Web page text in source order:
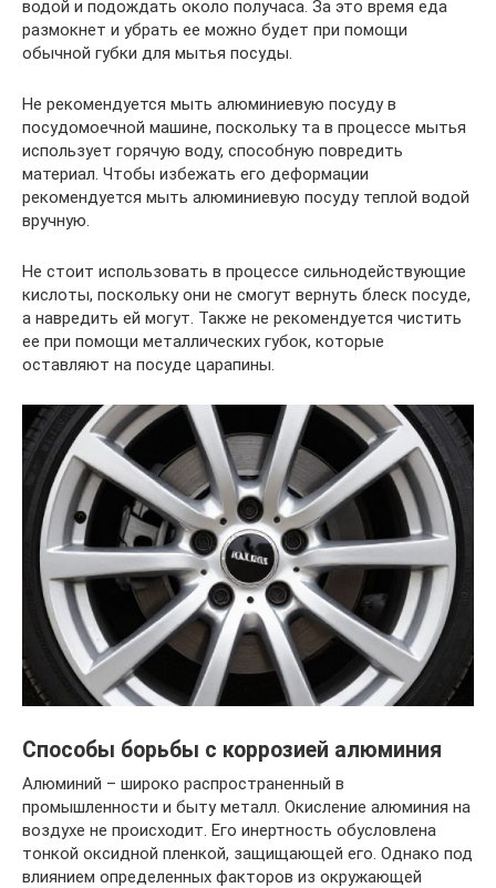
водой и подождать около получаса. За это время еда
размокнет и убрать ее можно будет при помощи
обычной губки для мытья посуды.
Не рекомендуется мыть алюминиевую посуду в
посудомоечной машине, поскольку та в процессе мытья
использует горячую воду, способную повредить
материал. Чтобы избежать его деформации
рекомендуется мыть алюминиевую посуду теплой водой
вручную.
Не стоит использовать в процессе сильнодействующие
кислоты, поскольку они не смогут вернуть блеск посуде,
а навредить ей могут. Также не рекомендуется чистить
ее при помощи металлических губок, которые
оставляют на посуде царапины.
Способы борьбы с коррозией алюминия
Алюминий – широко распространенный в
промышленности и быту металл. Окисление алюминия на
воздухе не происходит. Его инертность обусловлена
тонкой оксидной пленкой, защищающей его. Однако под
влиянием определенных факторов из окружающей